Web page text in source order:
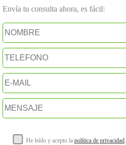
Envía tu consulta ahora, es fácil:
He leído y acepto la política de privacidad.